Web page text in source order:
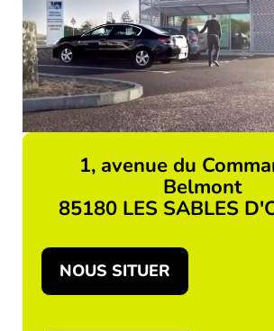
1, avenue du
Belmont
85180 LES SABLES
NOUS SITUER